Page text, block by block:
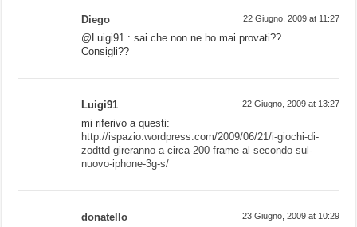
Diego 22 Giugno, 2009 at 11:27
@Luigi91 : sai che non ne ho mai provati??
Consigli??
Luigi91 22 Giugno, 2009 at 13:27
mi riferivo a questi:
http://ispazio.wordpress.com/2009/06/21/i-giochi-di-
zodttd-gireranno-a-circa-200-frame-al-secondo-sul-
nuovo-iphone-3g-s/
donatello 23 Giugno, 2009 at 10:29